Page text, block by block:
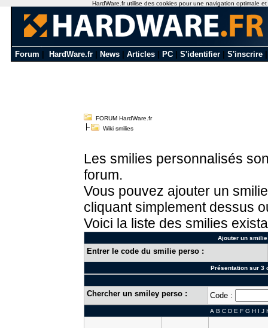
Forum HardWare.fr News Articles PC S'identifier S'inscrire
FORUM HardWare.fr
Wiki smilies
Les smilies personnalisés
forum.
Vous pouvez ajouter un
cliquant simplement dessus
Voici la liste des smilies
Ajouter un
Entrer le code du smilie perso :
Présentation sur 3
Chercher un smiley perso : Code :
A B C D E F G H I J
HardWare.fr utilise des cookies pour une navigation optimale